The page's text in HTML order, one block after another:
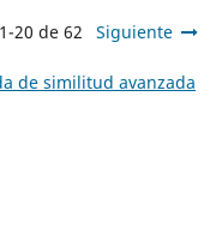
20 de 62 Siguiente
de similitud avanzada